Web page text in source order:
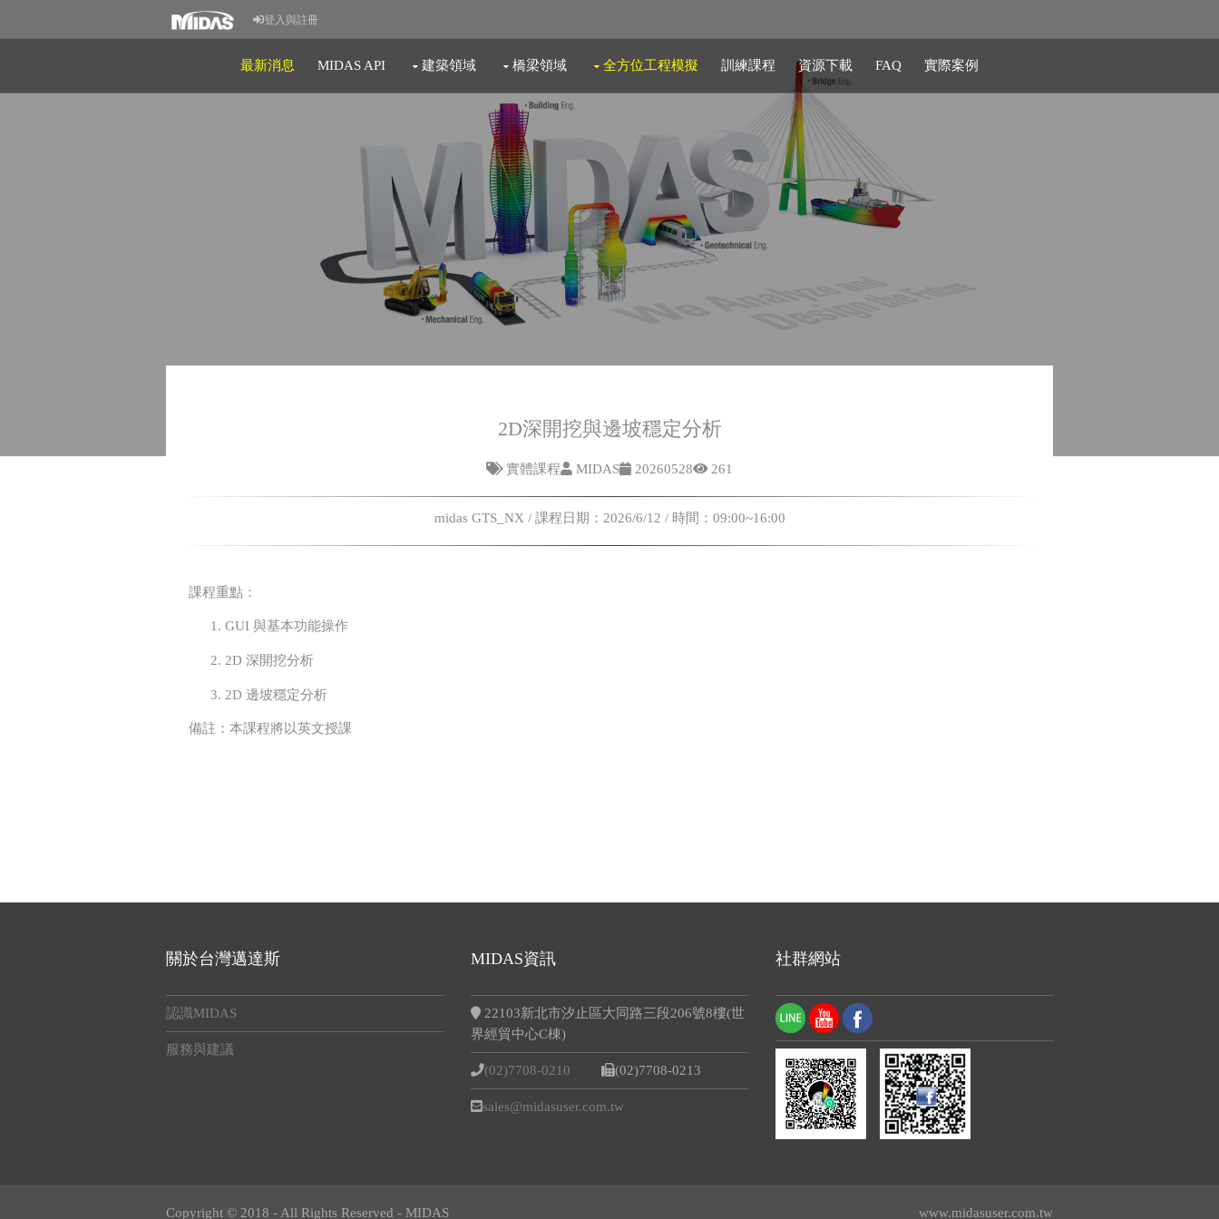
登入與註冊
最新消息 MIDAS API 建築領域 橋梁領域 全方位工程模擬 訓練課程 資源下載 FAQ 實際案例
2D深開挖與邊坡穩定分析
實體課程 MIDAS 20260528 261
midas GTS_NX / 課程日期：2026/6/12 / 時間：09:00~16:00
課程重點：
GUI 與基本功能操作
2D 深開挖分析
2D 邊坡穩定分析
備註：本課程將以英文授課
關於台灣邁達斯
認識MIDAS
服務與建議
MIDAS資訊
22103新北市汐止區大同路三段206號8樓(世
界經貿中心C棟)
(02)7708-0210 (02)7708-0213
sales@midasuser.com.tw
社群網站
Copyright © 2018 - All Rights Reserved - MIDAS www.midasuser.com.tw